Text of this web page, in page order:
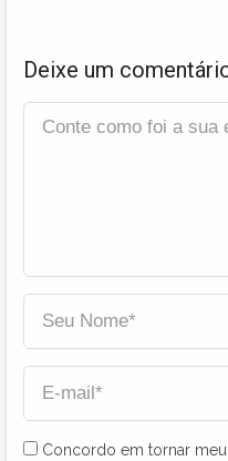
Deixe um
Concordo em tornar